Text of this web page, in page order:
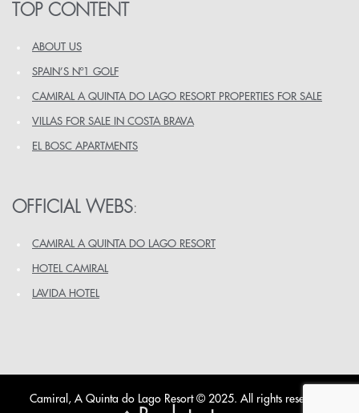
TOP CONTENT
ABOUT US
SPAIN’S Nº1 GOLF
CAMIRAL A QUINTA DO LAGO RESORT PROPERTIES FOR SALE
VILLAS FOR SALE IN COSTA BRAVA
EL BOSC APARTMENTS
OFFICIAL WEBS:
CAMIRAL A QUINTA DO LAGO RESORT
HOTEL CAMIRAL
LAVIDA HOTEL
Camiral, A Quinta do Lago Resort © 2025. All rights reserved.